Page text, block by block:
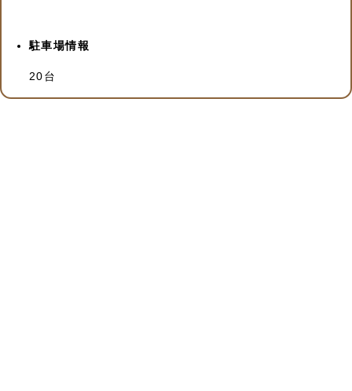
駐車場情報
20台